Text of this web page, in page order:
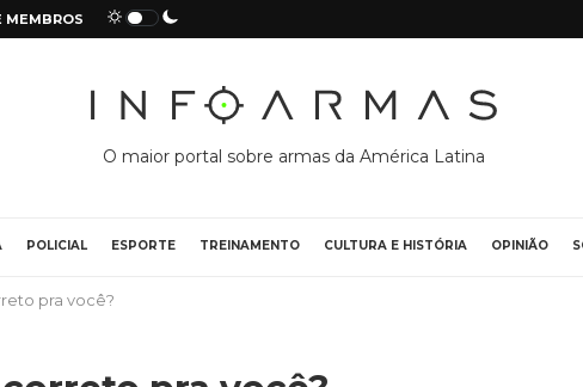
MEMBROS
O maior portal sobre armas da América Latina
POLICIAL ESPORTE TREINAMENTO CULTURA E HISTÓRIA OPINIÃO
pra você?